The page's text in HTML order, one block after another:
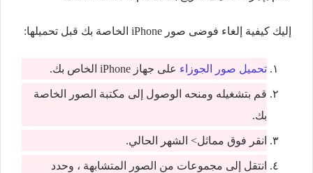
إليك كيفية إلغاء فوضى صور iPhone الخاصة بك قبل تحميلها:
تحميل صور الجوزاء على جهاز iPhone الخاص بك.
قم بتشغيله ومنحه الوصول إلى مكتبة الصور الخاصة
بك.
انقر فوق مماثل> الشهر الحالي.
انتقل إلى مجموعات من الصور المتشابهة ، وحدد